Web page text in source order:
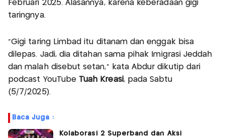
Februari 2025. Alasannya, karena keberadaan gigi
taringnya.
“Gigi taring Limbad itu ditanam dan enggak bisa
dilepas. Jadi, dia ditahan sama pihak Imigrasi Jeddah
dan malah disebut setan,” kata Abdur dikutip dari
podcast YouTube Tuah Kreasi, pada Sabtu
(5/7/2025).
Baca Juga :
Kolaborasi 2 Superband dan Aksi